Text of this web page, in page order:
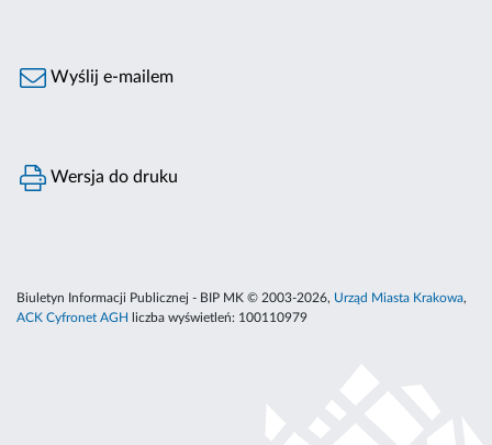
Wyślij e-mailem
Wersja do druku
Biuletyn Informacji Publicznej - BIP MK © 2003-2026, Urząd Miasta Krakowa,
ACK Cyfronet AGH
liczba wyświetleń: 100110979